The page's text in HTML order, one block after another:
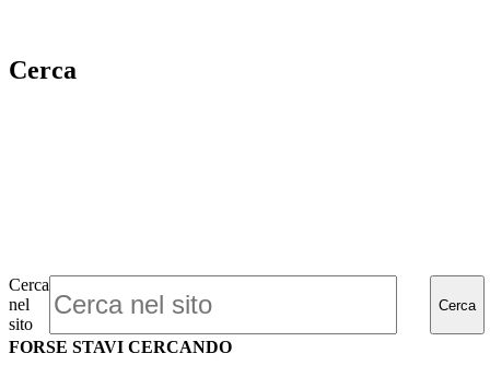
Cerca
Cerca
nel
sito
Cerca
FORSE STAVI CERCANDO